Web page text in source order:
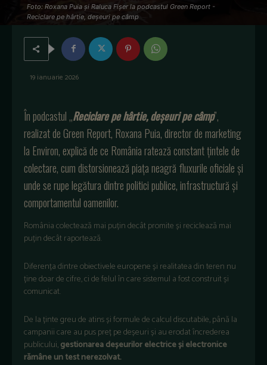
Foto: Roxana Puia și Raluca Fișer la podcastul Green Report -
Reciclare pe hârtie, deșeuri pe câmp
19 ianuarie 2026
În podcastul „Reciclare pe hârtie, deșeuri pe câmp”,
realizat de Green Report, Roxana Puia, director de marketing
la Environ, explică de ce România ratează constant țintele de
colectare, cum distorsionează piața neagră fluxurile oficiale și
unde se rupe legătura dintre politici publice, infrastructură și
comportamentul oamenilor.
România colectează mai puțin decât promite și reciclează mai
puțin decât raportează.
Diferența dintre obiectivele europene și realitatea din teren nu
ține doar de cifre, ci de felul în care sistemul a fost construit și
comunicat.
De la ținte greu de atins și formule de calcul discutabile, până la
campanii care au pus preț pe deșeuri și au erodat încrederea
publicului,gestionarea deșeurilor electrice și electronice
rămâne un test nerezolvat.